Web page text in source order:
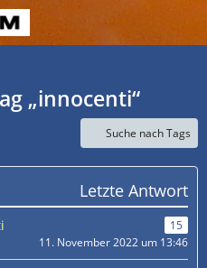
„innocenti“
Suche nach Tags
Letzte Antwort
15
11. November 2022 um 13:46